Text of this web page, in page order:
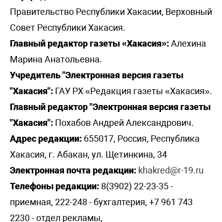
Правительство Республики Хакасии, Верховный
Совет Республики Хакасия.
Главный редактор газеты «Хакасия»:Алехина
Марина Анатольевна.
Учредитель "Электронная версия газеты
"Хакасия": ГАУ РХ «Редакция газеты «Хакасия».
Главный редактор "Электронная версия газеты
"Хакасия": Похабов Андрей Александрович.
Адрес редакции: 655017, Россия, Республика
Хакасия, г. Абакан, ул. Щетинкина, 34
Электронная почта редакции: khakred@r-19.ru
Телефоны редакции: 8(3902) 22-23-35 -
приемная, 222-248 - бухгалтерия, +7 961 743
2230 - отдел рекламы,